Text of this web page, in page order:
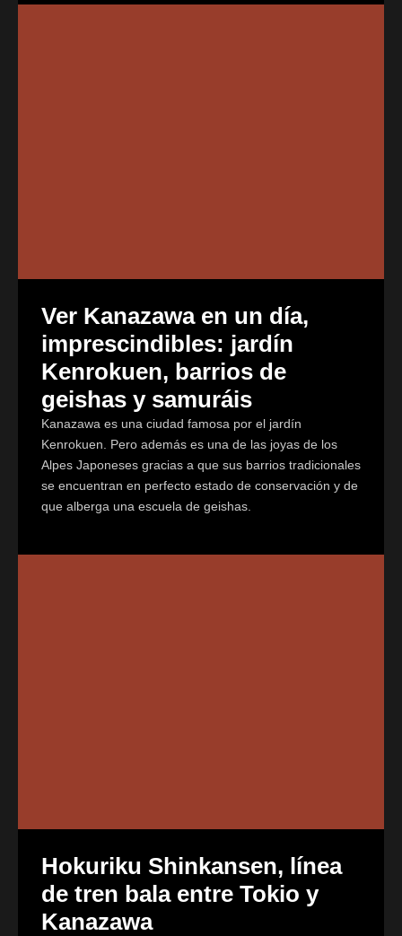
Ver Kanazawa en un día,
imprescindibles: jardín
Kenrokuen, barrios de
geishas y samuráis
Kanazawa es una ciudad famosa por el jardín
Kenrokuen. Pero además es una de las joyas de los
Alpes Japoneses gracias a que sus barrios tradicionales
se encuentran en perfecto estado de conservación y de
que alberga una escuela de geishas.
Hokuriku Shinkansen, línea
de tren bala entre Tokio y
Kanazawa